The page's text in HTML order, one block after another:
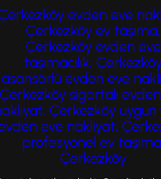
büyük nakliyat hizmetlerine
seçenek sunulmaktadır. Bu
Çerkezköy taşınma
güvenli ve sorunsuz bir
için önem taşır. Taşınma…
evden eve
Çerkezköy ev taşıma,
Çerkezköy evden eve
taşımacılık,
asansörlü evden eve
sigortalı
Çerkezköy uygun
eve nakliyat,
profesyonel ev
Çerkezköy